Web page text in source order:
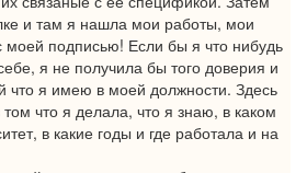
и там я нашла мои работы, мои
моей подписью! Если бы я что нибудь
я не получила бы того доверия и
что я имею в моей должности. Здесь
что я делала, что я знаю, в каком
в какие годы и где работала и на